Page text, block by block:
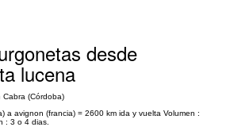
desde
lucena
(Córdoba)
a avignon (francia) = 2600 km ida y vuelta Volumen :
: 3 o 4 dias.